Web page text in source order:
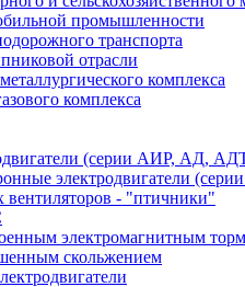
промышленности
транспорта
отрасли
комплекса
комплекса
(серии АИР, АД,
электродвигатели
вентиляторов - "птичники"
электромагнитным
скольжением